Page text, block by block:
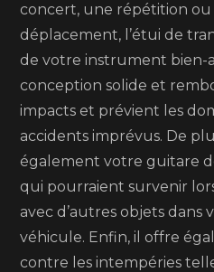
concert, une répétition
déplacement, l’étui de
de votre instrument bien-
conception solide et
impacts et prévient les
accidents imprévus. De
également votre guitare
qui pourraient survenir
avec d’autres objets dans
véhicule. Enfin, il offre
contre les intempéries